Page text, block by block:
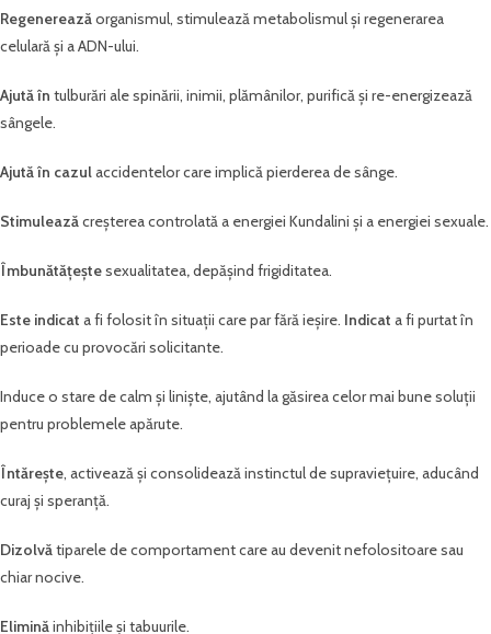
Regenereazăorganismul, stimulează metabolismul și regenerarea
celulară și a ADN-ului.
Ajută în tulburări ale spinării, inimii, plămânilor, purifică și re-energizează
sângele.
Ajută în cazulaccidentelor care implică pierderea de sânge.
Stimuleazăcreșterea controlată a energiei Kundalini și a energiei sexuale.
Îmbunătățeștesexualitatea,depășind frigiditatea.
Este indicat a fi folosit în situații care par fără ieșire. Indicat a fi purtat în
perioade cu provocări solicitante.
Induce o stare de calm și liniște, ajutând la găsirea celor mai bune soluții
pentru problemele apărute.
Întărește, activează și consolidează instinctul de supraviețuire, aducând
curaj și speranță.
Dizolvătiparele de comportament care au devenit nefolositoare sau
chiar nocive.
Eliminăinhibițiile și tabuurile.